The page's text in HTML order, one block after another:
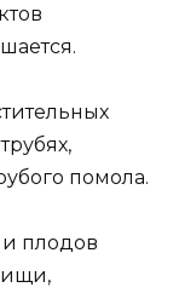
помола.
плодов